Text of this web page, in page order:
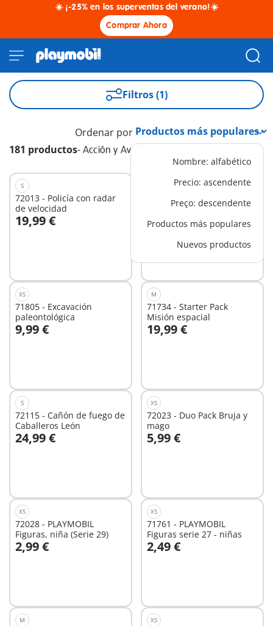
☀️ ¡-25% en los superventas del verano!☀️
Comprar Ahora
Filtros (1)
181 productos- Acción y Aventura
Ordenar por
Nombre: alfabético
Precio: ascendente
Preço: descendente
Productos más populares
Nuevos productos
S
72013 - Policía con radar
de velocidad
19,99 €
A la cesta
72078 - Policía buzo con
tesoro
14,99 €
A la cesta
XS
71805 - Excavación
paleontológica
9,99 €
A la cesta
M
71734 - Starter Pack
Misión espacial
19,99 €
A la cesta
S
72115 - Cañón de fuego de
Caballeros León
24,99 €
XS
72023 - Duo Pack Bruja y
mago
5,99 €
XS
72028 - PLAYMOBIL
Figuras, niña (Serie 29)
2,99 €
XS
71761 - PLAYMOBIL
Figuras serie 27 - niñas
2,49 €
M XS